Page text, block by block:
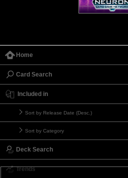
Home
Card Search
Included in
Sort by Release Date (Desc.)
Sort by Category
Deck Search
Trends